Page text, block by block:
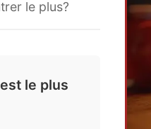
le plus?
le plus